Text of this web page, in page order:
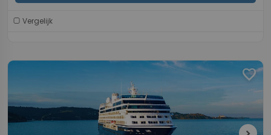
Vergelijk
favorite